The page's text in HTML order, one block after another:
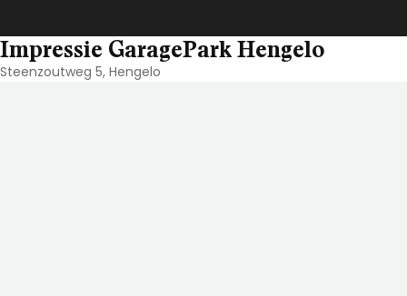
Impressie GaragePark Hengelo
Steenzoutweg 5, Hengelo